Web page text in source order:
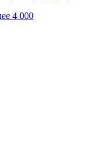
4 000